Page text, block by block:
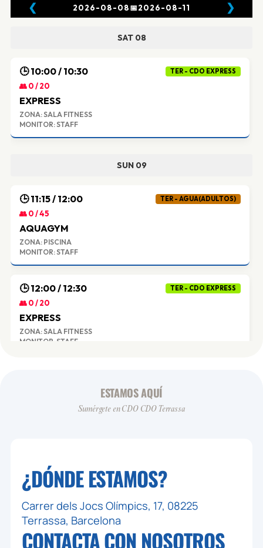
❮ 2026-08-08📅2026-08-11 ❯
SAT 08
🕒 10:00 / 10:30 TER - CDO EXPRESS
👥 0 / 20
EXPRESS
ZONA: SALA FITNESS
MONITOR: STAFF
SUN 09
🕒 11:15 / 12:00 TER - AGUA(ADULTOS)
👥 0 / 45
AQUAGYM
ZONA: PISCINA
MONITOR: STAFF
🕒 12:00 / 12:30 TER - CDO EXPRESS
👥 0 / 20
EXPRESS
ZONA: SALA FITNESS
MONITOR: STAFF
MONITOR: ANNA
🕒 09:30 / 10:15 TER - AGUA(ADULTOS)
👥 0 / 45
AQUAGYM
ESTAMOS AQUÍ
Sumérgete en CDO CDO Terrassa
¿DÓNDE ESTAMOS?
Carrer dels Jocs Olímpics, 17, 08225
Terrassa, Barcelona
CONTACTA CONNOSOTROS